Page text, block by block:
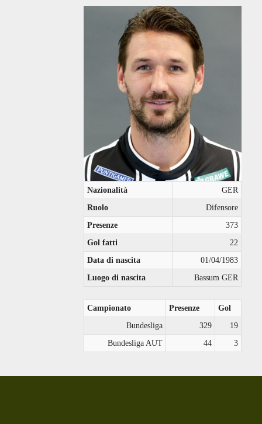
Nazionalità
GER
Ruolo
Difensore
Presenze
373
Gol fatti
22
Data di nascita
01/04/1983
Luogo di nascita
Bassum GER
Campionato Presenze
Gol
Bundesliga
329
19
Bundesliga AUT
44 3